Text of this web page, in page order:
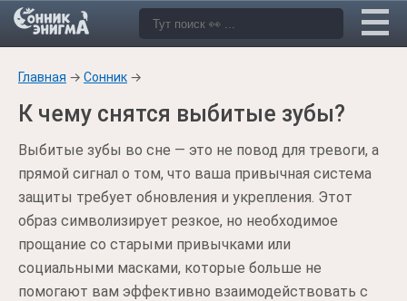
Главная → Сонник →
К чему снятся выбитые зубы?
Выбитые зубы во сне — это не повод для тревоги, а
прямой сигнал о том, что ваша привычная система
защиты требует обновления и укрепления. Этот
образ символизирует резкое, но необходимое
прощание со старыми привычками или
социальными масками, которые больше не
помогают вам эффективно взаимодействовать с